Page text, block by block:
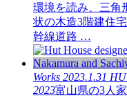
環境を読み、三角
状の木造3階建住
幹線道路 …
Works 2023.1.31
2023富山県の3人